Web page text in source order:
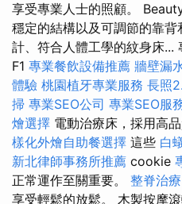
享受專業人士的照顧。
穩定的結構以及可調節的靠
計、符合人體工學的紋身床
F1 專業餐飲設備推薦 牆壁漏
體驗 桃園植牙專業服務 長照
掃 專業SEO公司 專業SEO服
燴選擇 電動治療床，採用高
樣化外燴自助餐選擇 這些 白
新北律師事務所推薦 cookie
正常運作至關重要。 整脊治療
享受輕鬆的放鬆。 木製按摩